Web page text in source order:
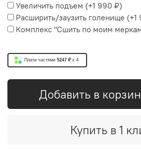
Плати частями 5247 ₽ x 4
Добавить в
Купить в 1
Увеличить подъем (+1 990 ₽)
Расширить/заузить голенище (+1
Комплекс "Сшить по моим